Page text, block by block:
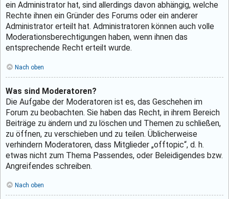
ein Administrator hat, sind allerdings davon abhängig, welche
Rechte ihnen ein Gründer des Forums oder ein anderer
Administrator erteilt hat. Administratoren können auch volle
Moderationsberechtigungen haben, wenn ihnen das
entsprechende Recht erteilt wurde.
Nach oben
Was sind Moderatoren?
Die Aufgabe der Moderatoren ist es, das Geschehen im
Forum zu beobachten. Sie haben das Recht, in ihrem Bereich
Beiträge zu ändern und zu löschen und Themen zu schließen,
zu öffnen, zu verschieben und zu teilen. Üblicherweise
verhindern Moderatoren, dass Mitglieder „offtopic“, d. h.
etwas nicht zum Thema Passendes, oder Beleidigendes bzw.
Angreifendes schreiben.
Nach oben